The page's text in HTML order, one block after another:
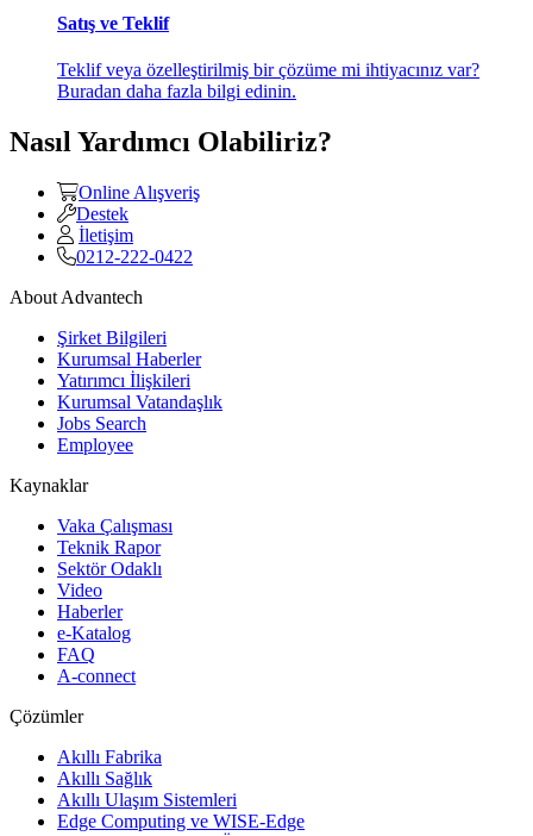
Satış ve Teklif
Teklif veya özelleştirilmiş bir çözüme mi ihtiyacınız var?
Buradan daha fazla bilgi edinin.
Nasıl Yardımcı Olabiliriz?
Online Alışveriş
Destek
İletişim
0212-222-0422
About Advantech
Şirket Bilgileri
Kurumsal Haberler
Yatırımcı İlişkileri
Kurumsal Vatandaşlık
Jobs Search
Employee
Kaynaklar
Vaka Çalışması
Teknik Rapor
Sektör Odaklı
Video
Haberler
e-Katalog
FAQ
A-connect
Çözümler
Akıllı Fabrika
Akıllı Sağlık
Akıllı Ulaşım Sistemleri
Edge Computing ve WISE-Edge